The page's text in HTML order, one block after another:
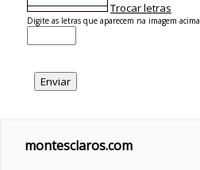
Trocar letras
Digite as letras que aparecem na imagem acima
montesclaros.com